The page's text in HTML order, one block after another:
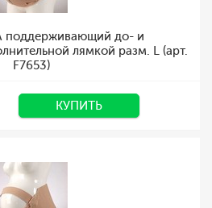
поддерживающий до- и
лямкой разм. L (арт.
F7653)
КУПИТЬ